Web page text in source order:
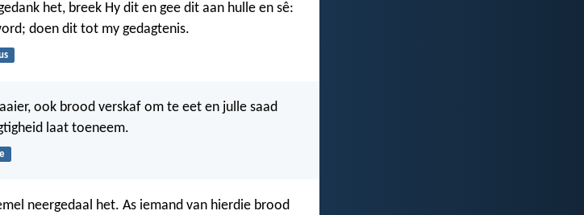
het, breek Hy dit en gee dit aan hulle en sê:
doen dit tot my gedagtenis.
ook brood verskaf om te eet en julle saad
laat toeneem.
neergedaal het. As iemand van hierdie brood